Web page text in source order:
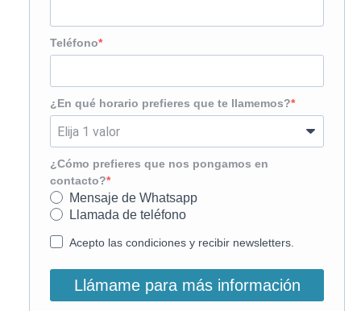
Teléfono
¿En qué horario prefieres que te llamemos?
¿Cómo prefieres que nos pongamos en
contacto?
Mensaje de Whatsapp
Llamada de teléfono
Acepto las condiciones y recibir newsletters.
Llámame para más información